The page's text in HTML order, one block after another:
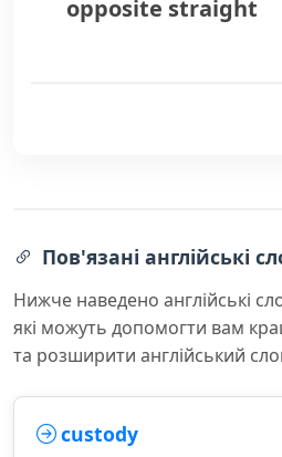
opposite straight
Пов'язані англійські
Нижче наведено англійські
які можуть допомогти вам
та розширити англійський
custody